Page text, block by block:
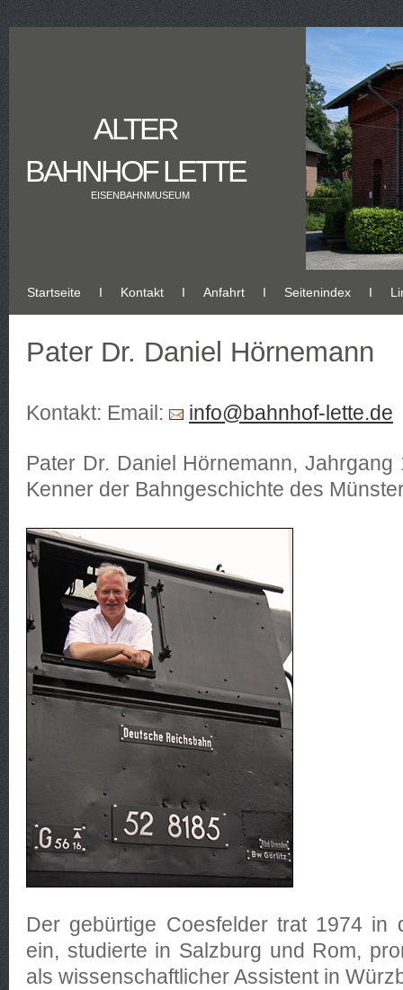
ALTER
BAHNHOF LETTE
EISENBAHNMUSEUM
Startseite Ι Kontakt Ι Anfahrt Ι Seitenindex Ι
Pater Dr. Daniel Hörnemann
Kontakt: Email: info@bahnhof-lette.de
Pater Dr. Daniel Hörnemann,
Kenner der Bahngeschichte des
Der gebürtige Coesfelder trat 1974 in
ein, studierte in Salzburg und Rom,
als wissenschaftlicher Assistent in